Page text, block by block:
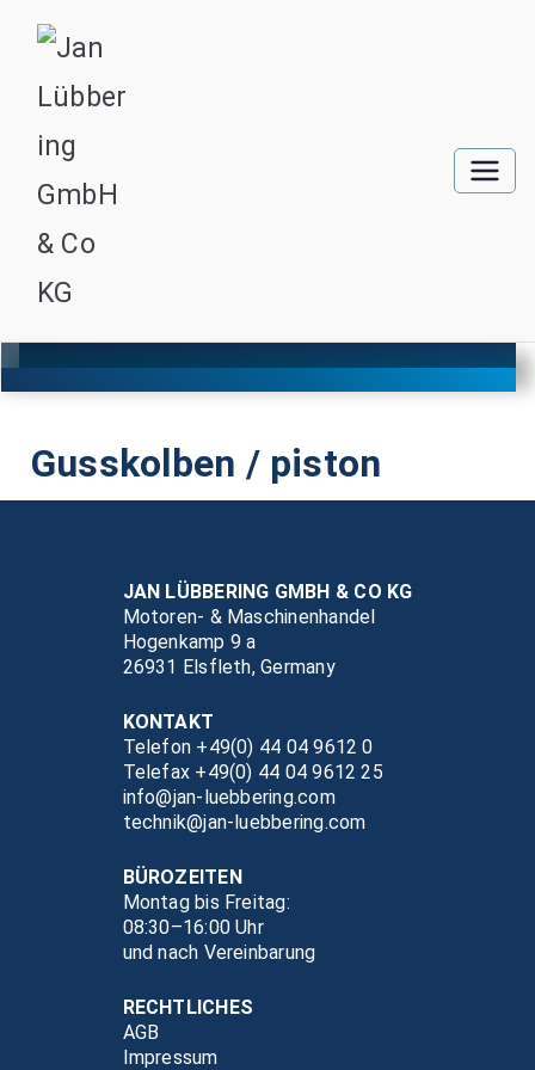
Gusskolben / piston
JAN LÜBBERING GMBH & CO KG
Motoren- & Maschinenhandel
Hogenkamp 9 a
26931 Elsfleth, Germany
KONTAKT
Telefon +49(0) 44 04 9612 0
Telefax +49(0) 44 04 9612 25
info@jan-luebbering.com
technik@jan-luebbering.com
BÜROZEITEN
Montag bis Freitag:
08:30–16:00 Uhr
und nach Vereinbarung
RECHTLICHES
AGB
Impressum